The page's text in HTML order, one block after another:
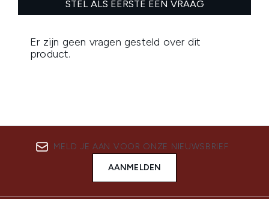
MELD JE AAN VOOR ONZE NIEUWSBRIEF
AANMELDEN